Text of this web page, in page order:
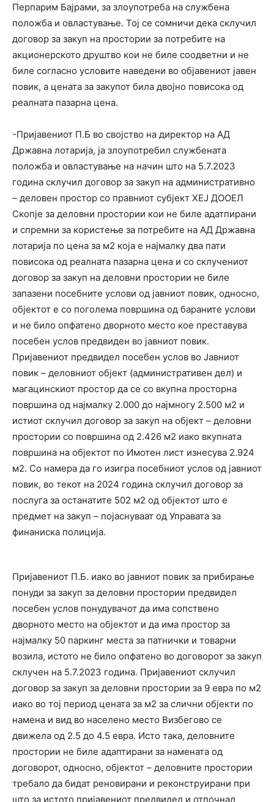
Перпарим Бајрами, за злоупотреба на службена
положба и овластување. Тој се сомничи дека склучил
договор за закуп на простории за потребите на
акционерското друштво кои не биле соодветни и не
биле согласно условите наведени во објавениот јавен
повик, а цената за закупот била двојно повисока од
реалната пазарна цена.
-Пријавениот П.Б во својство на директор на АД
Државна лотарија, ја злоупотребил службената
положба и овластување на начин што на 5.7.2023
година склучил договор за закуп на административно
– деловен простор со правниот субјект ХЕЈ ДООЕЛ
Скопје за деловни простории кои не биле адатпирани
и спремни за користење за потребите на АД Државна
лотарија по цена за м2 која е најмалку два пати
повисока од реалната пазарна цена и со склучениот
договор за закуп на деловни простории не биле
запазени посебните услови од јавниот повик, односно,
објектот е со поголема површина од бараните услови
и не било опфатено дворното место кое преставува
посебен услов предвиден во јавниот повик.
Пријавениот предвидел посебен услов во Јавниот
повик – деловниот објект (административен дел) и
магацинскиот простор да се со вкупна просторна
површина од најмалку 2.000 до најмногу 2.500 м2 и
истиот склучил договор за закуп на објект – деловни
простории со површина од 2.426 м2 иако вкупната
површина на објектот по Имотен лист изнесува 2.924
м2. Со намера да го изигра посебниот услов од јавниот
повик, во текот на 2024 година склучил договор за
послуга за останатите 502 м2 од објектот што е
предмет на закуп – појаснуваат од Управата за
финаниска полиција.
Пријавениот П.Б. иако во јавниот повик за прибирање
понуди за закуп за деловни простории предвидел
посебен услов понудувачот да има сопствено
дворното место на објектот и да има простор за
најмалку 50 паркинг места за патнички и товарни
возила, истото не било опфатено во договорот за закуп
склучен на 5.7.2023 година. Пријавениот склучил
договор за закуп за деловни простории за 9 евра по м2
иако во тој период цената за м2 за слични објекти по
намена и вид во населено место Визбегово се
движела од 2.5 до 4.5 евра. Исто така, деловните
простории не биле адаптирани за намената од
договорот, односно, објектот – деловните простории
требало да бидат реновирани и реконструирани при
што за истото пријавениот предвидел и отпочнал